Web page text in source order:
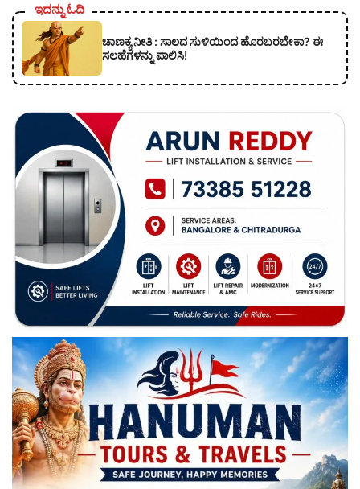
ಇದನ್ನು ಓದಿ
ಚಾಣಕ್ಯ ನೀತಿ : ಸಾಲದ ಸುಳಿಯಿಂದ ಹೊರಬರಬೇಕಾ? ಈ
ಸಲಹೆಗಳನ್ನು ಪಾಲಿಸಿ!